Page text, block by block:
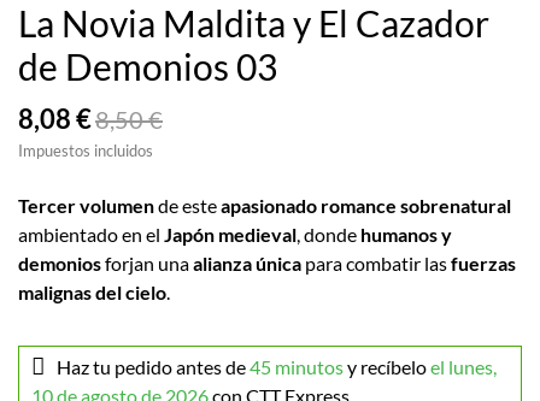
La Novia Maldita y El Cazador
de Demonios 03
8,08 €8,50 €
Impuestos incluidos
Tercer volumende esteapasionado romance sobrenatural
ambientado en el Japón medieval, donde humanos y
demoniosforjan unaalianza única para combatir lasfuerzas
malignas del cielo.
Haz tu pedido antes de45 minutosy recíbeloel lunes,
10 de agosto de 2026con CTT Express